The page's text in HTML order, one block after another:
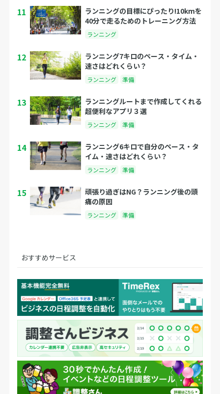
11
ランニングの目標にぴったり!10kmを
40分で走るためのトレーニング方法
ランニング
12
ランニング7キロのペース・タイム・
速さはどれくらい？
ランニング 準備
13
ランニングルートまで作成してくれる
超便利なアプリ３選
ランニング 準備
14
ランニング6キロで自分のペース・タ
イム・速さはどれくらい？
ランニング 準備
15
頑張り過ぎはNG？ランニング後の頭
痛の原因
ランニング 準備
おすすめサービス